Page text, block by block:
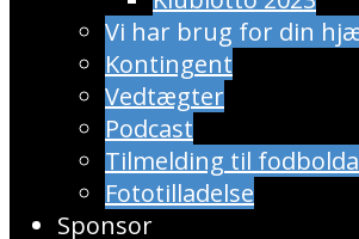
Vi har brug for din
Kontingent
Vedtægter
Podcast
Tilmelding til
Fototilladelse
Sponsor